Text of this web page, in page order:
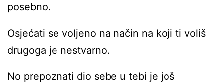
posebno.
Osjećati se voljeno na način na koji ti voliš
drugoga je nestvarno.
No prepoznati dio sebe u tebi je još